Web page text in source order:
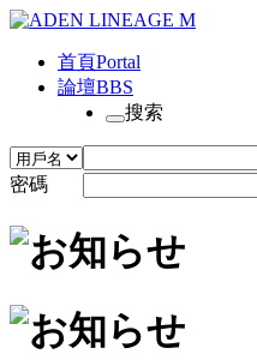
首頁Portal
論壇BBS
搜索
密碼